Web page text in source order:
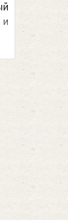
канадцу
лет в